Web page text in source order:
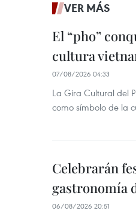
VER MÁS
El “pho”
cultura
07/08/2026 04:33
La Gira Cultural del
como símbolo de la
Celebrarán
gastronomía
06/08/2026 20:51